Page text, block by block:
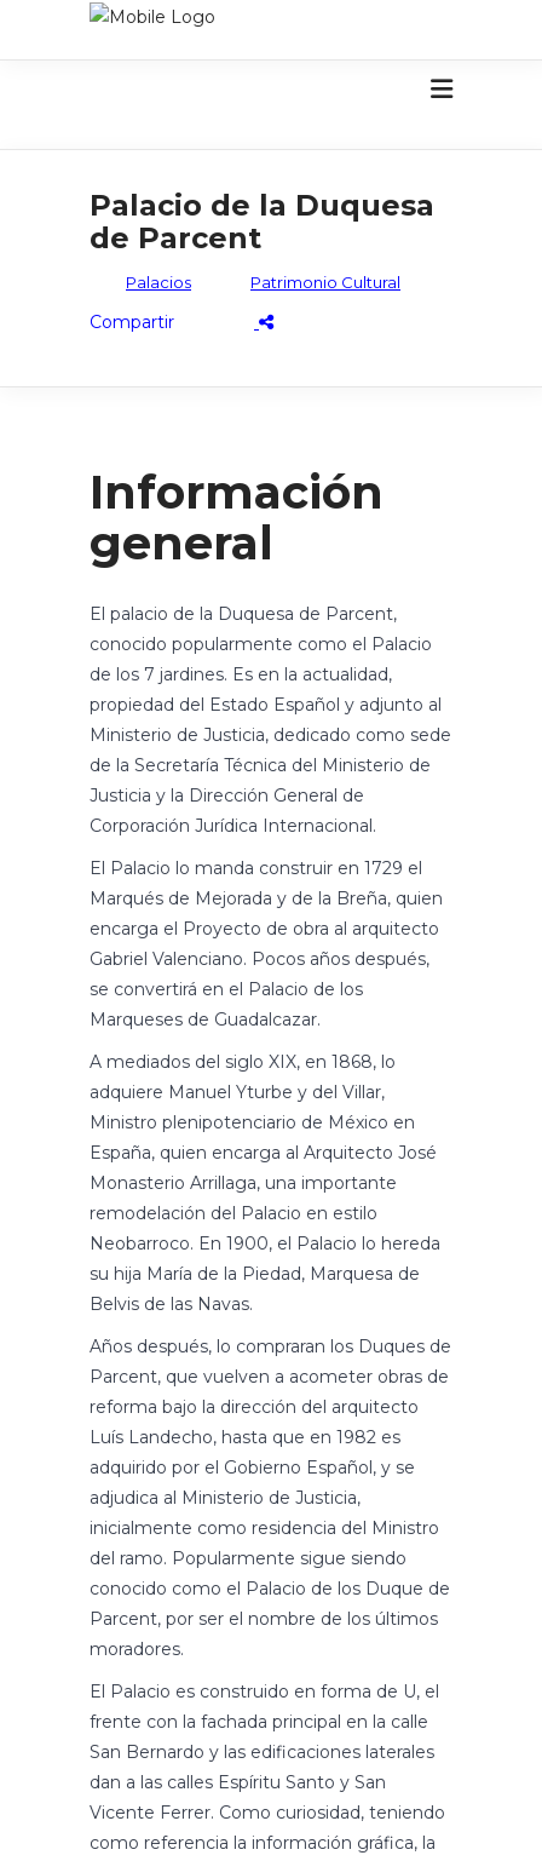
Palacio de la Duquesa
de Parcent
Palacios Patrimonio Cultural
Información
general
El palacio de la Duquesa de Parcent,
conocido popularmente como el Palacio
de los 7 jardines. Es en la actualidad,
propiedad del Estado Español y adjunto al
Ministerio de Justicia, dedicado como sede
de la Secretaría Técnica del Ministerio de
Justicia y la Dirección General de
Corporación Jurídica Internacional.
El Palacio lo manda construir en 1729 el
Marqués de Mejorada y de la Breña, quien
encarga el Proyecto de obra al arquitecto
Gabriel Valenciano. Pocos años después,
se convertirá en el Palacio de los
Marqueses de Guadalcazar.
A mediados del siglo XIX, en 1868, lo
adquiere Manuel Yturbe y del Villar,
Ministro plenipotenciario de México en
España, quien encarga al Arquitecto José
Monasterio Arrillaga, una importante
remodelación del Palacio en estilo
Neobarroco. En 1900, el Palacio lo hereda
su hija María de la Piedad, Marquesa de
Belvis de las Navas.
Años después, lo compraran los Duques de
Parcent, que vuelven a acometer obras de
reforma bajo la dirección del arquitecto
Luís Landecho, hasta que en 1982 es
adquirido por el Gobierno Español, y se
adjudica al Ministerio de Justicia,
inicialmente como residencia del Ministro
del ramo. Popularmente sigue siendo
conocido como el Palacio de los Duque de
Parcent, por ser el nombre de los últimos
moradores.
El Palacio es construido en forma de U, el
frente con la fachada principal en la calle
San Bernardo y las edificaciones laterales
dan a las calles Espíritu Santo y San
Vicente Ferrer. Como curiosidad, teniendo
como referencia la información gráfica, la